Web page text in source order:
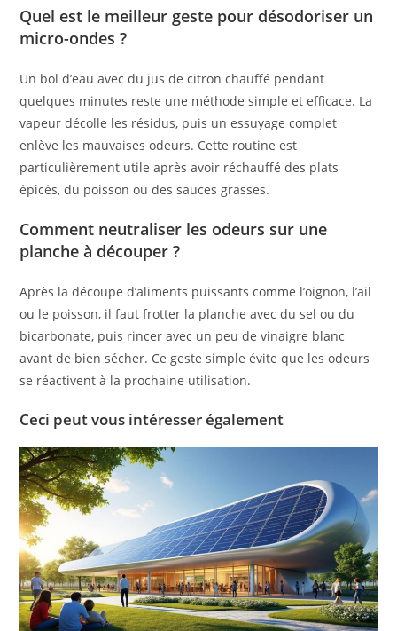
Quel est le meilleur geste pour désodoriser un
micro-ondes ?
Un bol d’eau avec du jus de citron chauffé pendant
quelques minutes reste une méthode simple et efficace. La
vapeur décolle les résidus, puis un essuyage complet
enlève les mauvaises odeurs. Cette routine est
particulièrement utile après avoir réchauffé des plats
épicés, du poisson ou des sauces grasses.
Comment neutraliser les odeurs sur une
planche à découper ?
Après la découpe d’aliments puissants comme l’oignon, l’ail
ou le poisson, il faut frotter la planche avec du sel ou du
bicarbonate, puis rincer avec un peu de vinaigre blanc
avant de bien sécher. Ce geste simple évite que les odeurs
se réactivent à la prochaine utilisation.
Ceci peut vous intéresser également